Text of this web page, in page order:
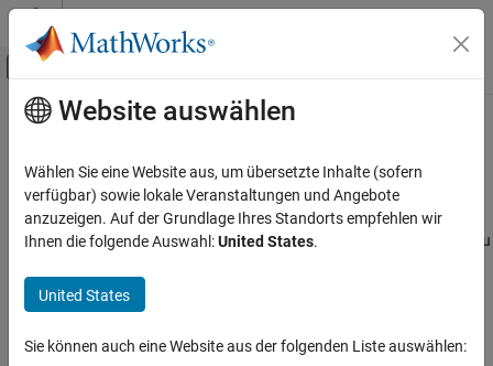
Weiter zum Inhalt
Umschaltung für Off-Canvas-
Startseite der Dokumentation
Dateien und Ordner
Kategorie
Dateioperationen
Dateispeicherung in der Cloud
Hauptinhalt
Pfadsuche
Anzeigen und Ändern des MATLAB® -Suchpfads
Der MATLAB-Suchpfad ist eine Untergruppe aller Ordner im
Dateisystem. MATLAB nutzt den Suchpfad, um effizient Dateien zu
Weitere Informationen finden Sie unter
Search Path?.
Funktionen
Website auswählen
Wählen Sie eine Website aus, um übersetzte Inhalte (sofern
verfügbar) sowie lokale Veranstaltungen und Angebote
anzuzeigen. Auf der Grundlage Ihres Standorts empfehlen wir
Ihnen die folgende Auswahl:United States.
United States
Sie können auch eine Website aus der folgenden Liste auswählen: